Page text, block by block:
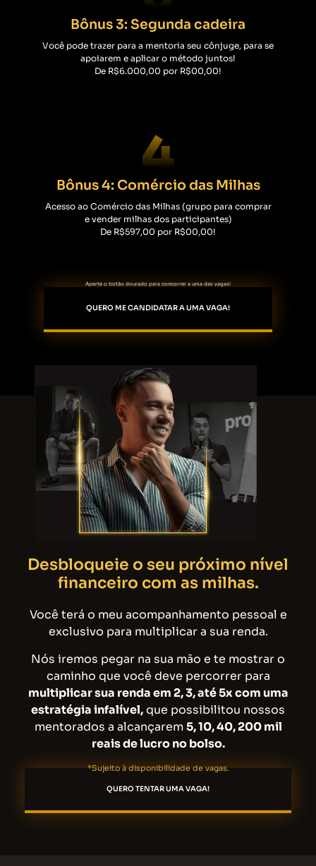
Bônus 3: Segunda cadeira
Você pode trazer para a mentoria seu cônjuge, para se
apoiarem e aplicar o método juntos!
De R$6.000,00 por R$00,00!
Bônus 4: Comércio das Milhas
Acesso ao Comércio das Milhas (grupo para comprar
e vender milhas dos participantes)
De R$597,00 por R$00,00!
Aperte o botão dourado para concorrer a uma das vagas!
QUERO ME CANDIDATAR A UMA VAGA!
Desbloqueie o seu próximo nível
financeiro com as milhas.
Você terá o meu acompanhamento pessoal e
exclusivo para multiplicar a sua renda.
Nós iremos pegar na sua mão e te mostrar o
caminho que você deve percorrer para
multiplicar sua renda em 2, 3, até 5x com uma
estratégia infalível,que possibilitou nossos
mentorados a alcançarem5, 10, 40, 200 mil
reais de lucro no bolso.
*Sujeito à disponibilidade de vagas.
QUERO TENTAR UMA VAGA!